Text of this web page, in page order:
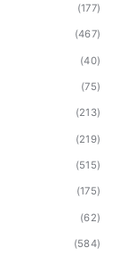
(177)
(467)
(40)
(75)
(213)
(219)
(515)
(175)
(62)
(584)